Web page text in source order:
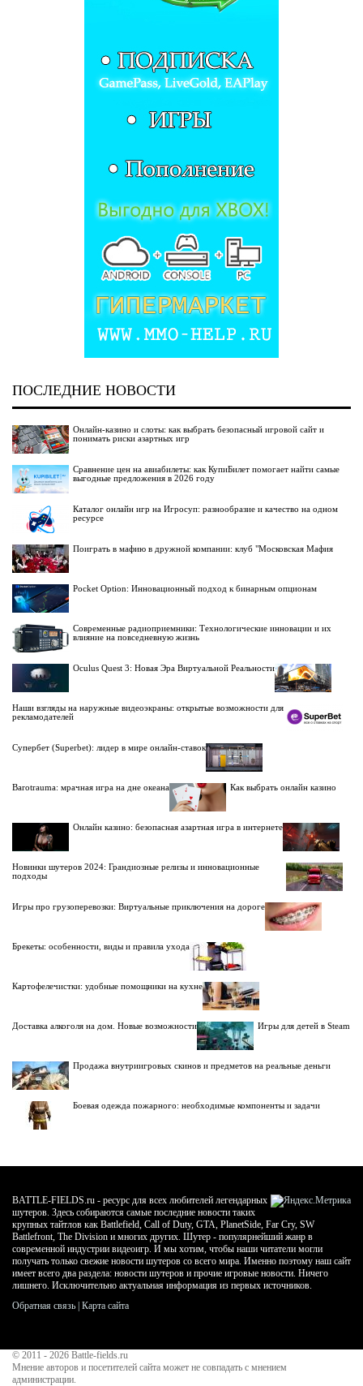
ПОСЛЕДНИЕ НОВОСТИ
Онлайн-казино и слоты: как выбрать безопасный игровой сайт и
понимать риски азартных игр
Сравнение цен на авиабилеты: как КупиБилет помогает найти самые
выгодные предложения в 2026 году
Каталог онлайн игр на Игросуп: разнообразие и качество на одном
ресурсе
Поиграть в мафию в дружной компании: клуб "Московская Мафия
Pocket Option: Инновационный подход к бинарным опционам
Современные радиоприемники: Технологические инновации и их
влияние на повседневную жизнь
Oculus Quest 3: Новая Эра Виртуальной Реальности
Наши взгляды на наружные видеоэкраны: открытые возможности для
рекламодателей
Супербет (Superbet): лидер в мире онлайн-ставок
Barotrauma: мрачная игра на дне океана Как выбрать онлайн казино
Онлайн казино: безопасная азартная игра в интернете
Новинки шутеров 2024: Грандиозные релизы и инновационные
подходы
Игры про грузоперевозки: Виртуальные приключения на дороге
Брекеты: особенности, виды и правила ухода
Картофелечистки: удобные помощники на кухне
Доставка алкоголя на дом. Новые возможности Игры для детей в Steam
Продажа внутриигровых скинов и предметов на реальные деньги
Боевая одежда пожарного: необходимые компоненты и задачи
BATTLE-FIELDS.ru - ресурс для всех любителей легендарных
шутеров. Здесь собираются самые последние новости таких
крупных тайтлов как Battlefield, Call of Duty, GTA, PlanetSide, Far Cry, SW
Battlefront, The Division и многих других. Шутер - популярнейший жанр в
современной индустрии видеоигр. И мы хотим, чтобы наши читатели могли
получать только свежие новости шутеров со всего мира. Именно поэтому наш сайт
имеет всего два раздела: новости шутеров и прочие игровые новости. Ничего
лишнего. Исключительно актуальная информация из первых источников.
Обратная связь Карта сайта
© 2011 - 2026 Battle-fields.ru
Мнение авторов и посетителей сайта может не совпадать с мнением
администрации.